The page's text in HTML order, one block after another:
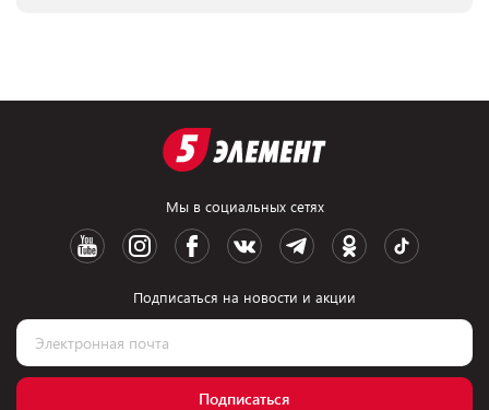
Мы в социальных сетях
Подписаться на новости и акции
Подписаться